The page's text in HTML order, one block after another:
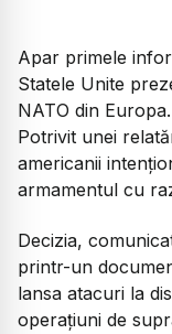
Apar primele
Statele Unite
NATO din
Potrivit unei
americanii
armamentul cu
Decizia,
printr-un
lansa atacuri la
operațiuni de